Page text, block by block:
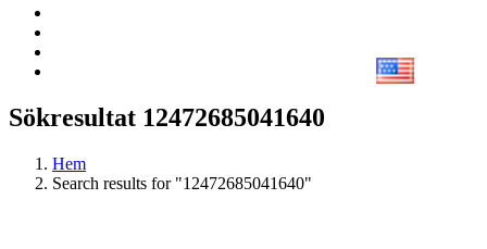
Sökresultat 12472685041640
Hem
Search results for "12472685041640"